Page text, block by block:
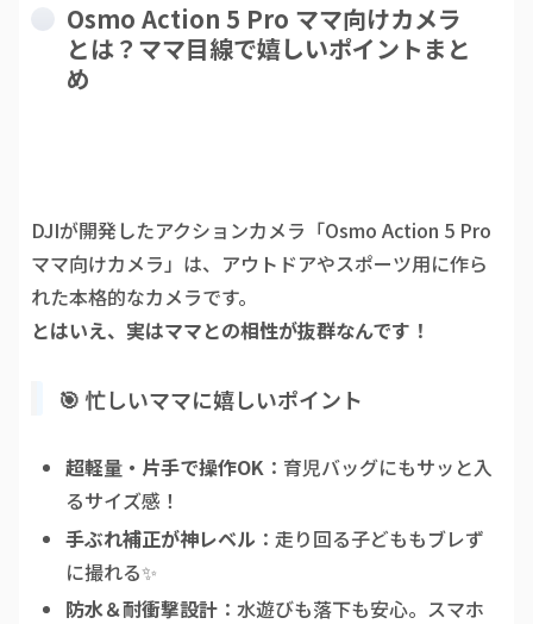
Osmo Action 5 Pro ママ向けカメラ
とは？ママ目線で嬉しいポイントまと
め
DJIが開発したアクションカメラ「Osmo Action 5 Pro
ママ向けカメラ」は、アウトドアやスポーツ用に作ら
れた本格的なカメラです。
とはいえ、実はママとの相性が抜群なんです！
🎯 忙しいママに嬉しいポイント
超軽量・片手で操作OK ：育児バッグにもサッと入
るサイズ感！
手ぶれ補正が神レベル ：走り回る子どももブレず
に撮れる✨
防水＆耐衝撃設計 ：水遊びも落下も安心。スマホ